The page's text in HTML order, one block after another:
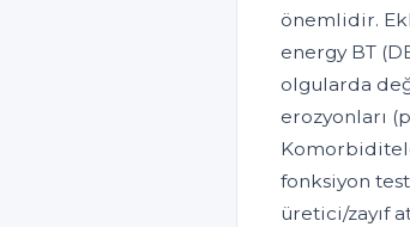
önemlidir.
energy BT
olgularda
erozyonları
fonksiyon
üretici/zayıf